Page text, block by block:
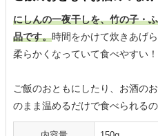
にしんの一夜干しを、竹の子・
品です。時間をかけて炊きあげ
柔らかくなっていて食べやすい！
ご飯のおともにしたり、お酒の
のまま温めるだけで食べられるの